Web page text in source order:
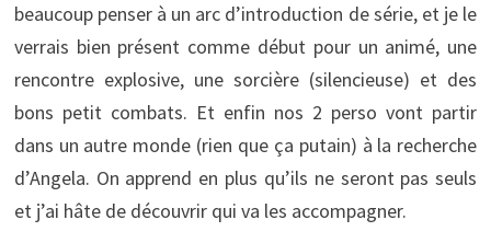
beaucoup penser à un arc d’introduction de série, et je le
verrais bien présent comme début pour un animé, une
rencontre explosive, une sorcière (silencieuse) et des
bons petit combats. Et enfin nos 2 perso vont partir
dans un autre monde (rien que ça putain) à la recherche
d’Angela. On apprend en plus qu’ils ne seront pas seuls
et j’ai hâte de découvrir qui va les accompagner.